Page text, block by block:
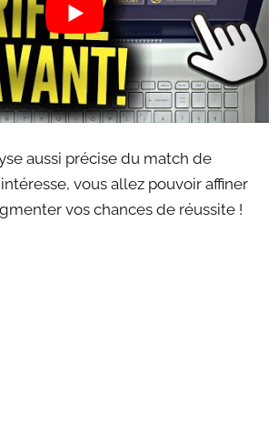
aussi précise du match de
vous allez pouvoir affiner
vos chances de réussite !